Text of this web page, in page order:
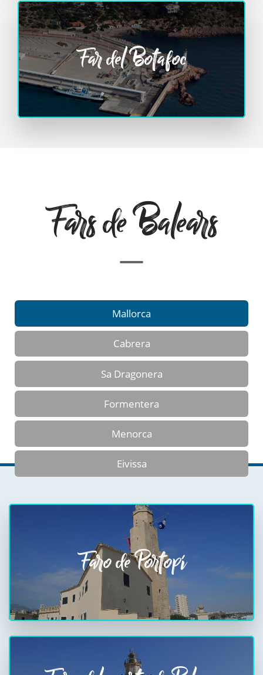
Far del Botafoc
Fars de Balears
Mallorca
Cabrera
Sa Dragonera
Formentera
Menorca
Eivissa
Faro de Portopí